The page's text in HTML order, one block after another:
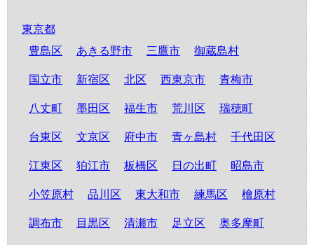
東京都
豊島区
あきる野市 三鷹市 御蔵島村
国立市 新宿区 北区 西東京市 青梅市
八丈町 墨田区 福生市 荒川区 瑞穂町
台東区 文京区 府中市 青ヶ島村 千代田区
江東区 狛江市 板橋区 日の出町 昭島市
小笠原村 品川区 東大和市 練馬区 檜原村
調布市 目黒区 清瀬市 足立区 奥多摩町